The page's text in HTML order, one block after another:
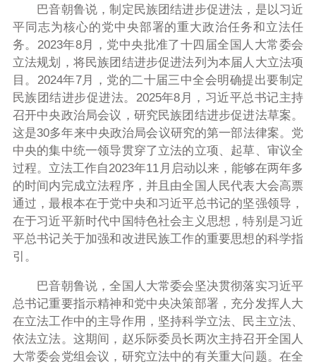
巴音朝鲁说，制定民族团结进步促进法，是以习近
平同志为核心的党中央部署的重大政治任务和立法任
务。2023年8月，党中央批准了十四届全国人大常委会
立法规划，将民族团结进步促进法列为本届人大立法项
目。2024年7月，党的二十届三中全会明确提出要制定
民族团结进步促进法。2025年8月，习近平总书记主持
召开中央政治局会议，研究民族团结进步促进法草案。
这是30多年来中央政治局会议研究的第一部法律案。党
中央的集中统一领导贯穿了立法的立项、起草、审议全
过程。立法工作自2023年11月启动以来，能够在两年多
的时间内完成立法程序，并且由全国人民代表大会高票
通过，最根本在于党中央和习近平总书记的坚强领导，
在于习近平新时代中国特色社会主义思想，特别是习近
平总书记关于加强和改进民族工作的重要思想的科学指
引。
巴音朝鲁说，全国人大常委会坚决贯彻落实习近平
总书记重要指示精神和党中央决策部署，充分发挥人大
在立法工作中的主导作用，坚持科学立法、民主立法、
依法立法。这期间，赵乐际委员长两次主持召开全国人
大常委会党组会议，研究立法中的有关重大问题。在全